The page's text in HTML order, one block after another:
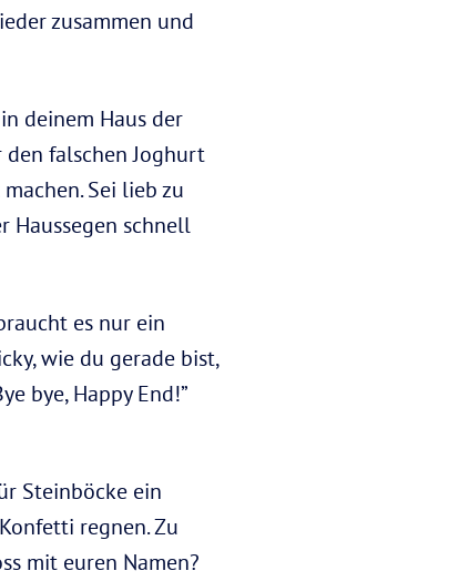
zusammen und
deinem Haus der
falschen Joghurt
Sei lieb zu
Haussegen schnell
es nur ein
wie du gerade bist,
bye, Happy End!”
Steinböcke ein
regnen. Zu
mit euren Namen?